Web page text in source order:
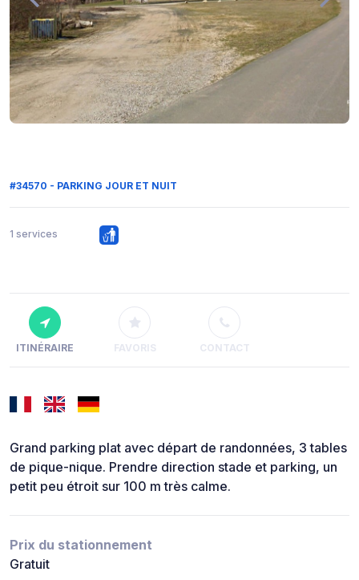
#34570 - PARKING JOUR ET NUIT
1 services
ITINÉRAIRE FAVORIS CONTACT
Grand parking plat avec départ de randonnées, 3 tables
de pique-nique. Prendre direction stade et parking, un
petit peu étroit sur 100 m très calme.
Prix du stationnement
Gratuit